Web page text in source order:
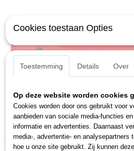
Gedore VDE IN 19 8 (6124640)
VDE-inbusdopsleutel 1/2" 8
€ 27,58
Cookies toestaan Opties
Toestemming Details Over
Op deze website worden cookies
Cookies worden door ons gebruikt voor
aanbieden van sociale media-functies
informatie en advertenties. Daarnaast
media-, advertentie- en analysepartners
hoe u onze site gebruikt. Zij kunnen